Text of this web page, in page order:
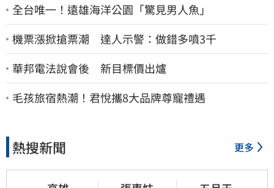
全台唯一！遠雄海洋公園「驚見男人魚」
機票漲掀搶票潮 達人示警：做錯多噴3千
華邦電法說會後 新目標價出爐
毛孩旅宿熱潮！君悅攜8大品牌尊寵禮遇
熱搜新聞 更多